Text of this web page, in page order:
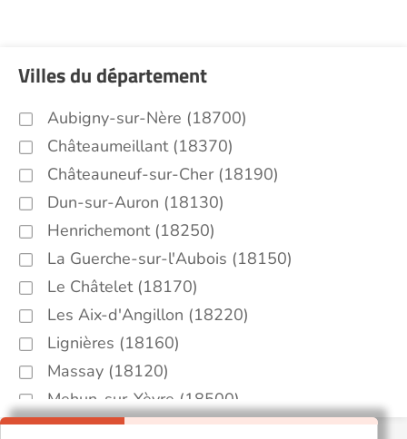
Villes du département
Aubigny-sur-Nère (18700)
Châteaumeillant (18370)
Châteauneuf-sur-Cher (18190)
Dun-sur-Auron (18130)
Henrichemont (18250)
La Guerche-sur-l'Aubois (18150)
Le Châtelet (18170)
Les Aix-d'Angillon (18220)
Lignières (18160)
Massay (18120)
Mehun-sur-Yèvre (18500)
Nohant-en-Goût (18390)